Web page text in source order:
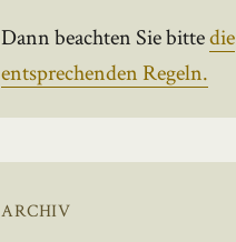
Dann beachten Sie bittedie
entsprechenden Regeln.
ARCHIV